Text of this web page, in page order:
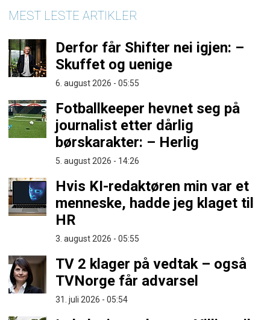
MEST LESTE ARTIKLER
Derfor får Shifter nei igjen: –
Skuffet og uenige
6. august 2026 - 05:55
Fotballkeeper hevnet seg på
journalist etter dårlig
børskarakter: – Herlig
5. august 2026 - 14:26
Hvis KI-redaktøren min var et
menneske, hadde jeg klaget til
HR
3. august 2026 - 05:55
TV 2 klager på vedtak – også
TVNorge får advarsel
31. juli 2026 - 05:54